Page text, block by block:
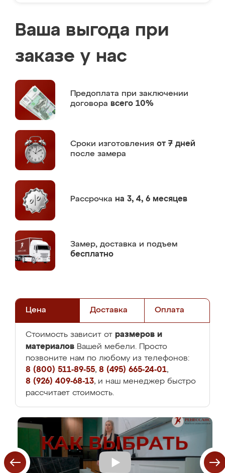
Ваша выгода при
заказе у нас
Предоплата при заключении
договора всего 10%
Сроки изготовления от 7 дней
после замера
Рассрочка на 3, 4, 6 месяцев
Замер, доставка и подъем
бесплатно
Цена Доставка Оплата
Стоимость зависит от размеров и
материалов Вашей мебели. Просто
позвоните нам по любому из телефонов:
8 (800) 511-89-55, 8 (495) 665-24-01,
8 (926) 409-68-13, и наш менеджер быстро
рассчитает стоимость.